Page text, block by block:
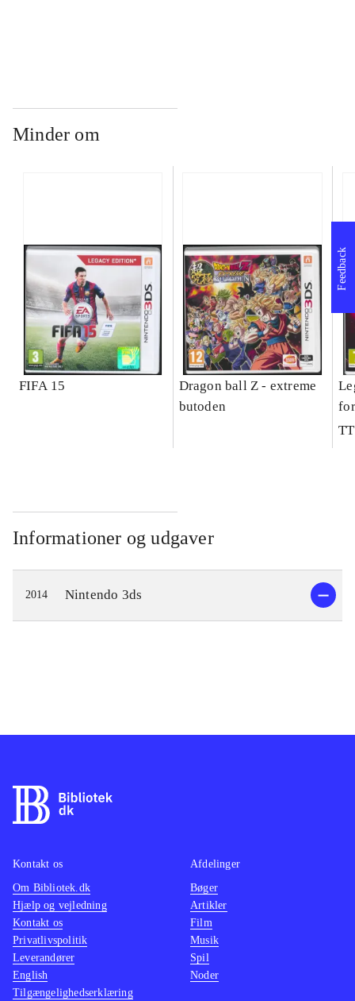
Minder om
FIFA 15
Dragon ball Z - extreme
butoden
Informationer og udgaver
2014 Nintendo 3ds
Feedback
Kontakt os
Om Bibliotek.dk
Hjælp og vejledning
Kontakt os
Privatlivspolitik
Leverandører
English
Tilgængelighedserklæring
Afdelinger
Bøger
Artikler
Film
Musik
Spil
Noder